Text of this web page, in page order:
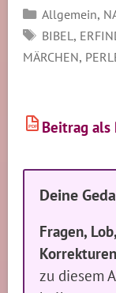
Kategorien
Allgemein,
BIBEL,
MÄRCHEN,
PDF Beitrag als
Deine
Fragen,
zu diesem